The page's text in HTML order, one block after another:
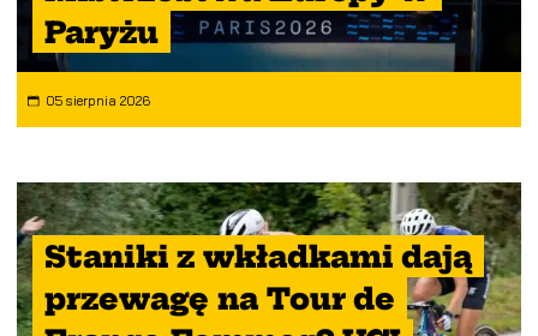
Paryżu
05 sierpnia 2026
Staniki z wkładkami dają
przewagę na Tour de